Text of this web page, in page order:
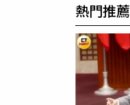
熱門推薦